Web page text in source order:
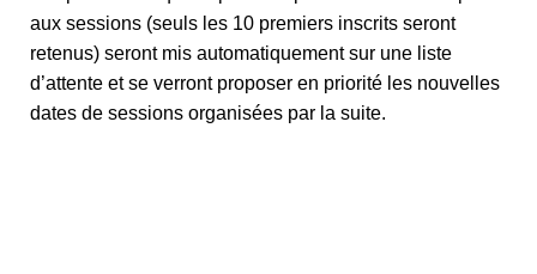
aux sessions (seuls les 10 premiers inscrits seront
retenus) seront mis automatiquement sur une liste
d’attente et se verront proposer en priorité les nouvelles
dates de sessions organisées par la suite.